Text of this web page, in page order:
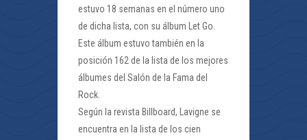
estuvo 18 semanas en el número uno
de dicha lista, con su álbum Let Go.
Este álbum estuvo también en la
posición 162 de la lista de los mejores
álbumes del Salón de la Fama del
Rock.
Según la revista Billboard, Lavigne se
encuentra en la lista de los cien